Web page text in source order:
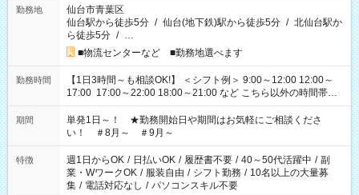
勤務地
仙台市青葉区
仙台駅から徒歩5分 / 仙台(地下鉄)駅から徒歩5分 / 北仙台駅か
ら徒歩5分 / …
■物流センターなど ■勤務地選べます
勤務時間
【1日3時間～も相談OK!】 ＜シフト例＞ 9:00～12:00 12:00～
17:00 17:00～22:00 18:00～21:00 など こちら以外の時間帯も
お気軽にご相談ください！
期間
単発1日～！ ★勤務開始日や期間はお気軽にご相談くださ
い！ ＃8月～ ＃9月～
特徴 週1日からOK / 日払いOK / 履歴書不要 / 40～50代活躍中 / 副
業・WワークOK / 服装自由 / シフト勤務 / 10名以上の大量募
集 / 電話対応なし / パソコンスキル不要